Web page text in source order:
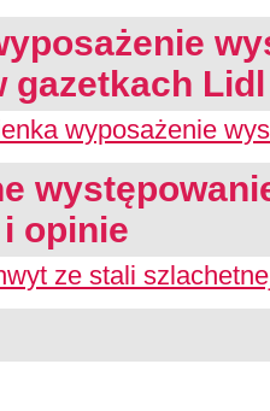
gazetkach Lidl
wyposażenie
opinie
ze stali